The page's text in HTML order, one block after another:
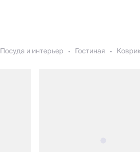
Посуда и интерьер Гостиная